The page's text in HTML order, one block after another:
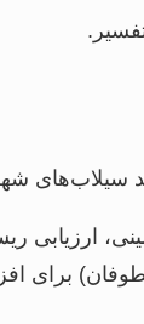
سیلاب‌های
برای